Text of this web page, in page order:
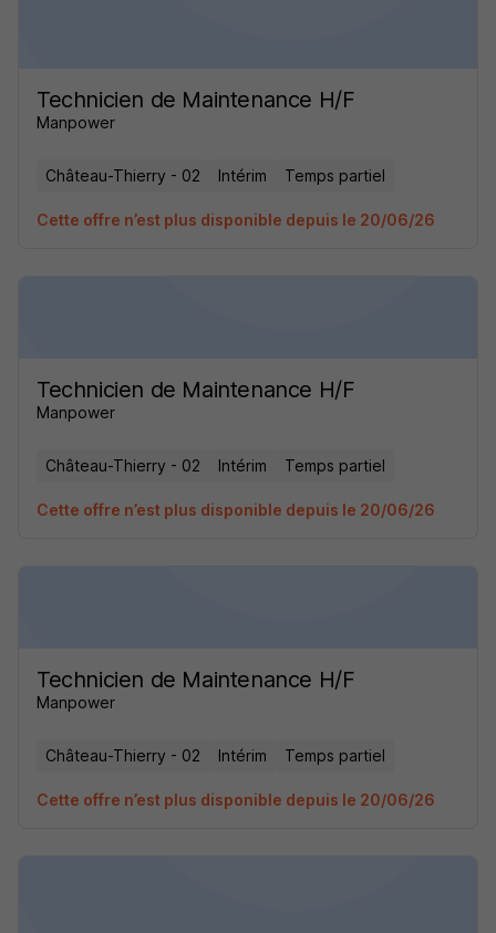
Technicien de Maintenance H/F
Manpower
Château-Thierry - 02 Intérim Temps partiel
Cette offre n’est plus disponible depuis le 20/06/26
Technicien de Maintenance H/F
Manpower
Château-Thierry - 02 Intérim Temps partiel
Cette offre n’est plus disponible depuis le 20/06/26
Technicien de Maintenance H/F
Manpower
Château-Thierry - 02 Intérim Temps partiel
Cette offre n’est plus disponible depuis le 20/06/26